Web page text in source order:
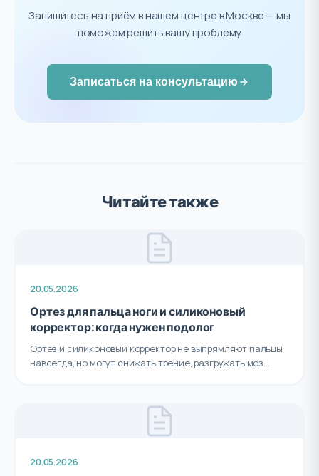
Запишитесь на приём в нашем центре в Москве — мы
поможем решить вашу проблему
Записаться на консультацию
Читайте также
20.05.2026
Ортез для пальца ноги и силиконовый
корректор: когда нужен подолог
Ортез и силиконовый корректор не выпрямляют пальцы
навсегда, но могут снижать трение, разгружать моз...
20.05.2026